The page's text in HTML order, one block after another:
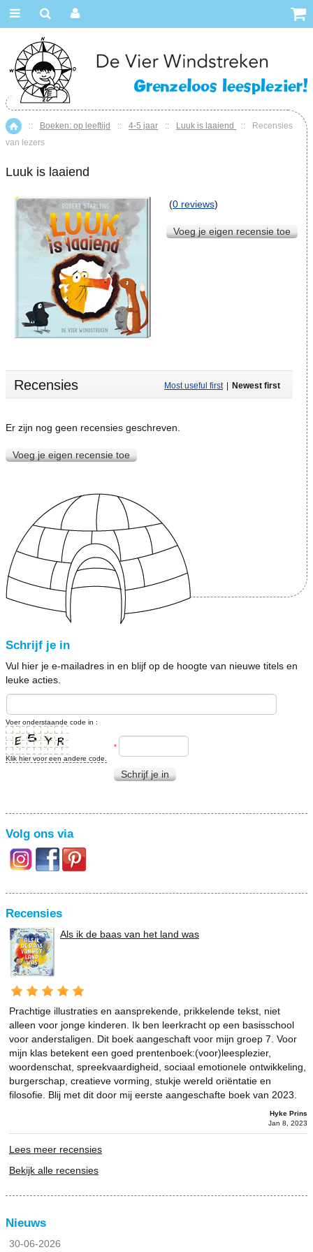
Home
:: Boeken: op leeftijd :: 4-5 jaar :: Luuk is laaiend ::
Recensies
van lezers
Luuk is laaiend
(0 reviews)
Voeg je eigen recensie toe
Recensies Most useful first Newest first
Er zijn nog geen recensies geschreven.
Voeg je eigen recensie toe
Schrijf je in
Vul hier je e-mailadres in en blijf op de hoogte van nieuwe titels en
leuke acties.
Voer onderstaande code in :
Klik hier voor een andere code.
*
Schrijf je in
Volg ons via
Recensies
Als ik de baas van het land was
Prachtige illustraties en aansprekende, prikkelende tekst, niet
alleen voor jonge kinderen. Ik ben leerkracht op een basisschool
voor anderstaligen. Dit boek aangeschaft voor mijn groep 7. Voor
mijn klas betekent een goed prentenboek:(voor)leesplezier,
woordenschat, spreekvaardigheid, sociaal emotionele ontwikkeling,
burgerschap, creatieve vorming, stukje wereld oriëntatie en
filosofie. Blij met dit door mij eerste aangeschafte boek van 2023.
Hyke Prins
Jan 8, 2023
Lees meer recensies
Bekijk alle recensies
Nieuws
30-06-2026